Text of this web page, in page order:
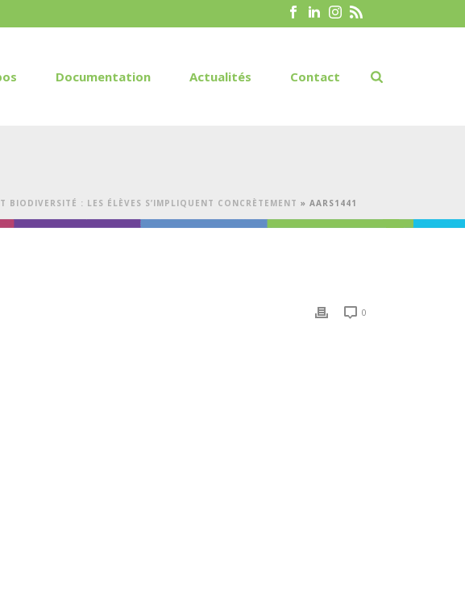
Documentation Actualités Contact
BIODIVERSITÉ : LES ÉLÈVES S’IMPLIQUENT CONCRÈTEMENT » AARS1441
0